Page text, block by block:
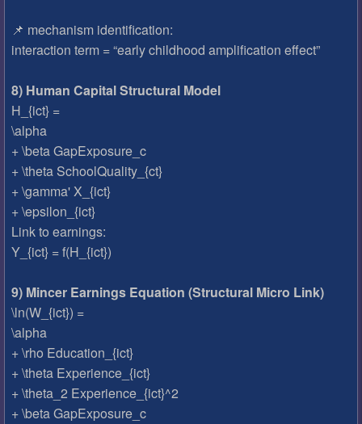
📌 mechanism identification:
interaction term = “early childhood amplification effect”
8) Human Capital Structural Model
H_{ict} =
\alpha
+ \beta GapExposure_c
+ \theta SchoolQuality_{ct}
+ \gamma' X_{ict}
+ \epsilon_{ict}
Link to earnings:
Y_{ict} = f(H_{ict})
9) Mincer Earnings Equation (Structural Micro Link)
\ln(W_{ict}) =
\alpha
+ \rho Education_{ict}
+ \theta Experience_{ict}
+ \theta_2 Experience_{ict}^2
+ \beta GapExposure_c